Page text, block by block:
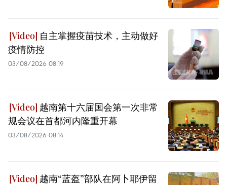
自主掌握疫苗技术，主动做好
疫情防控
03/08/2026 08:19
越南第十六届国会第一次非常
规会议在首都河内隆重开幕
03/08/2026 08:14
越南“蓝盔”部队在阿卜耶伊留